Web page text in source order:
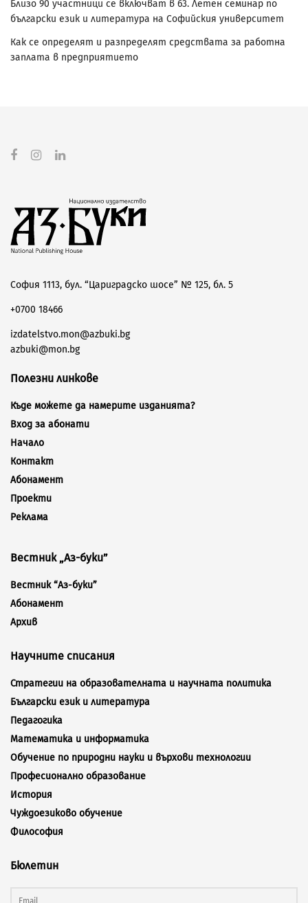
Близо 90 участници се включват в 63. Летен семинар по
български език и литература на Софийския университет
Как се определят и разпределят средствата за работна
заплата в предприятието
София 1113, бул. “Цариградско шосе” № 125, бл. 5
+0700 18466
izdatelstvo.mon@azbuki.bg
azbuki@mon.bg
Полезни линкове
Къде можете да намерите изданията?
Вход за абонати
Начало
Контакт
Абонамент
Проекти
Реклама
Вестник „Аз-буки”
Вестник “Аз-буки”
Абонамент
Архив
Научните списания
Стратегии на образователната и научната политика
Български език и литература
Педагогика
Математика и информатика
Обучение по природни науки и върхови технологии
Професионално образование
История
Чуждоезиково обучение
Философия
Бюлетин